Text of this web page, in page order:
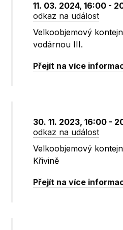
11. 03. 2024, 16:00 -
odkaz na událost
Velkoobjemový
vodárnou III.
Přejít na více
30. 11. 2023, 16:00 -
odkaz na událost
Velkoobjemový
Křivině
Přejít na více